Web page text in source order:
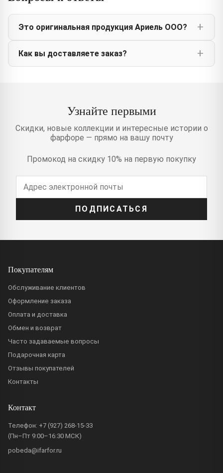
Это оригинальная продукция Ариель ООО?
Как вы доставляете заказ?
Узнайте первыми
Скидки, новые коллекции и интересные истории о
фарфоре — прямо на вашу почту
Промокод на скидку 10% на первую покупку
ПОДПИСАТЬСЯ
Покупателям
Обслуживание клиентов
Оформление заказа
Оплата и доставка
Обмен и возврат
Часто задаваемые вопросы
Подарочная карта
Отзывы покупателей
Контакты
Контакт
Телефон: +7 (927) 268-15-33
(Пн–Пт 9:00–16:30 МСК)
pobeda@ifarfor.ru